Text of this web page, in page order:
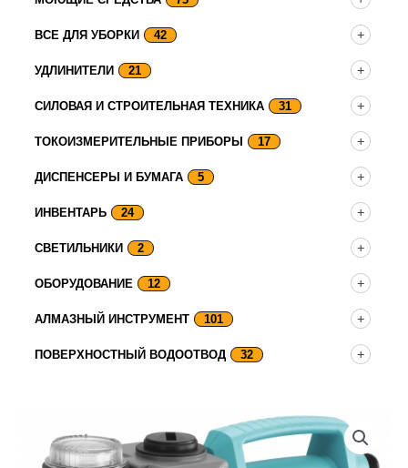
ВСЕ ДЛЯ УБОРКИ 42
УДЛИНИТЕЛИ 21
СИЛОВАЯ И СТРОИТЕЛЬНАЯ ТЕХНИКА 31
ТОКОИЗМЕРИТЕЛЬНЫЕ ПРИБОРЫ 17
ДИСПЕНСЕРЫ И БУМАГА 5
ИНВЕНТАРЬ 24
СВЕТИЛЬНИКИ 2
ОБОРУДОВАНИЕ 12
АЛМАЗНЫЙ ИНСТРУМЕНТ 101
ПОВЕРХНОСТНЫЙ ВОДООТВОД 32